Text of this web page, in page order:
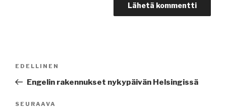
Edellinen
artikkeli
EDELLINEN
Engelin rakennukset nykypäivän Helsingissä
Seuraava
SEURAAVA